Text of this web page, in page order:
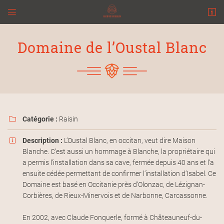
 
06 82 28 58 51
Adresse email de réception
En cochant cette case, vous consentez à recevoir nos propositions commerciales à
l'adresse email indiqué ci-dessus. Vous pouvez vous désinscrire à tout moment en
utilisant le formulaire de désinscription.
Domaine de l’Oustal Blanc
 Catégorie : Raisin
 Description : L’Oustal Blanc, en occitan, veut dire Maison
Blanche. C’est aussi un hommage à Blanche, la propriétaire qui
a permis l’installation dans sa cave, fermée depuis 40 ans et l’a
ensuite cédée permettant de confirmer l’installation d’Isabel. Ce
Domaine est basé en Occitanie près d’Olonzac, de Lézignan-
Corbières, de Rieux-Minervois et de Narbonne, Carcassonne.
En 2002, avec Claude Fonquerle, formé à Châteauneuf-du-